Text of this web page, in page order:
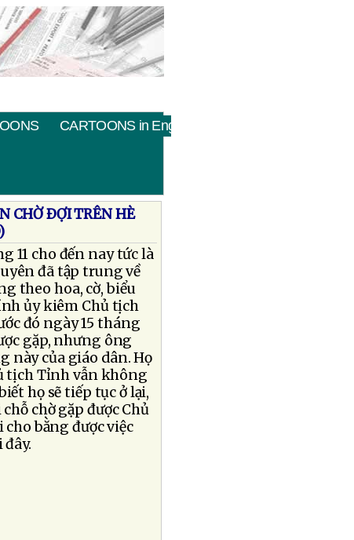
CARTOONS in English
CHỜ ÐỢI TRÊN HÈ
11 cho đến nay tức là
đã tập trung về
theo hoa, cờ, biểu
ủy kiêm Chủ tịch
đó ngày 15 tháng
gặp, nhưng ông
này của giáo dân. Họ
tịch Tỉnh vẫn không
họ sẽ tiếp tục ở lại,
chờ gặp được Chủ
bằng được việc